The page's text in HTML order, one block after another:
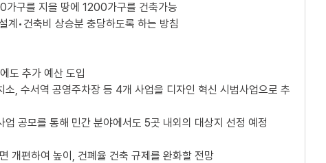
구를 지을 땅에 1200가구를 건축가능
계•건축비 상승분 충당하도록 하는 방침
도 추가 예산 도입
, 수서역 공영주차장 등 4개 사업을 디자인 혁신 시범사업으로 추
업 공모를 통해 민간 분야에서도 5곳 내외의 대상지 선정 예정
개편하여 높이, 건폐율 건축 규제를 완화할 전망